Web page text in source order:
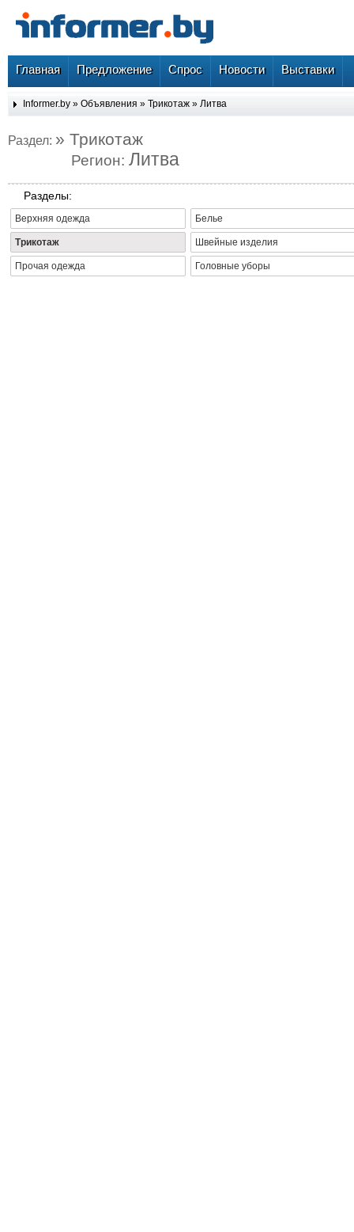
Главная Предложение Спрос Новости Выставки
Informer.by » Объявления » Трикотаж » Литва
Раздел: » Трикотаж
Регион: Литва
Разделы:
Верхняя одежда Белье
Трикотаж Швейные изделия
Прочая одежда Головные уборы